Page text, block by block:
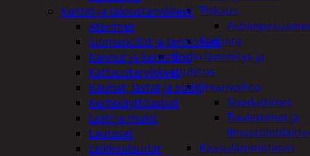
Tiskaus
Säilöntä
Kodin lämmitys ja
tuuletus
Ilmanvaihto
Suodattimet
Tuulettimet ja
Kaasulämmittimet
Keittiö ja taloustarvikkeet
Aterimet
Juomapullot ja termokset
Kannut ja kanisterit
Kattaustarvikkeet
Kauhat, lastat ja sudit
Kertakäyttöastiat
Lasit ja mukit
Lautaset
Leikkuulaudat